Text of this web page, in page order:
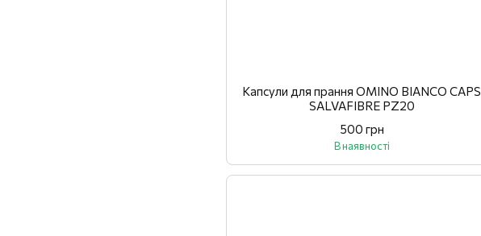
Капсули для прання OMINO BIANCO CAPS
SALVAFIBRE PZ20
500 грн
В наявності